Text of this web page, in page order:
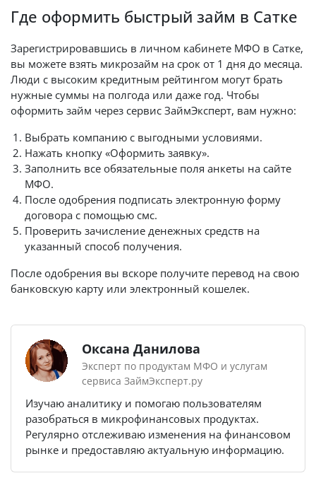
Где оформить быстрый займ в Сатке
Зарегистрировавшись в личном кабинете МФО в Сатке,
вы можете взять микрозайм на срок от 1 дня до месяца.
Люди с высоким кредитным рейтингом могут брать
нужные суммы на полгода или даже год. Чтобы
оформить займ через сервис ЗаймЭксперт, вам нужно:
Выбрать компанию с выгодными условиями.
Нажать кнопку «Оформить заявку».
Заполнить все обязательные поля анкеты на сайте
МФО.
После одобрения подписать электронную форму
договора с помощью смс.
Проверить зачисление денежных средств на
указанный способ получения.
После одобрения вы вскоре получите перевод на свою
банковскую карту или электронный кошелек.
Оксана Данилова
Эксперт по продуктам МФО и услугам
сервиса ЗаймЭксперт.ру
Изучаю аналитику и помогаю пользователям
разобраться в микрофинансовых продуктах.
Регулярно отслеживаю изменения на финансовом
рынке и предоставляю актуальную информацию.